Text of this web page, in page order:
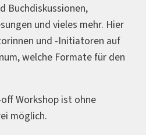
Buchdiskussionen,
und vieles mehr. Hier
und -Initiatoren auf
welche Formate für den
Workshop ist ohne
möglich.